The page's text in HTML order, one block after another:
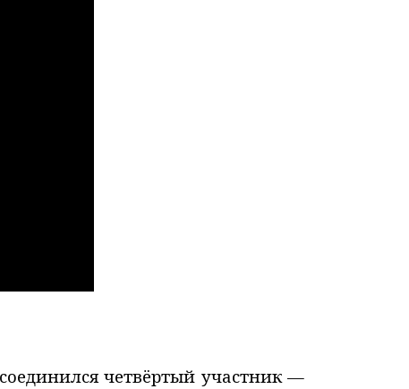
четвёртый участник —